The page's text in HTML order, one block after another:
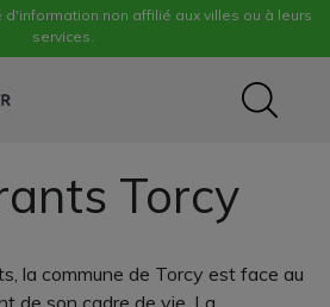
d'information non affilié aux villes ou à leurs
services.
Torcy
la commune de Torcy est face au
de son cadre de vie. La